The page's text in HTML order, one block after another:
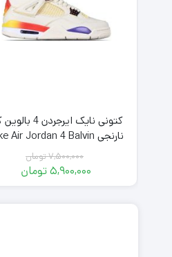
کتونی نایک ایرجردن 4
نارنجی Nike Air Jordan 4 Balvin
7,500,000تومان
قیمت5,900,000تومان